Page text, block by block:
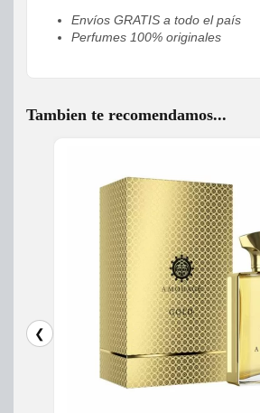
Envíos GRATIS a todo el país
Perfumes 100% originales
Tambien te recomendamos...
❮